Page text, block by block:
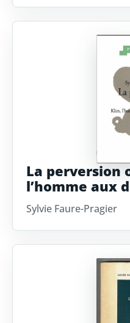
La perversion
l’homme aux
Sylvie Faure-Pragier